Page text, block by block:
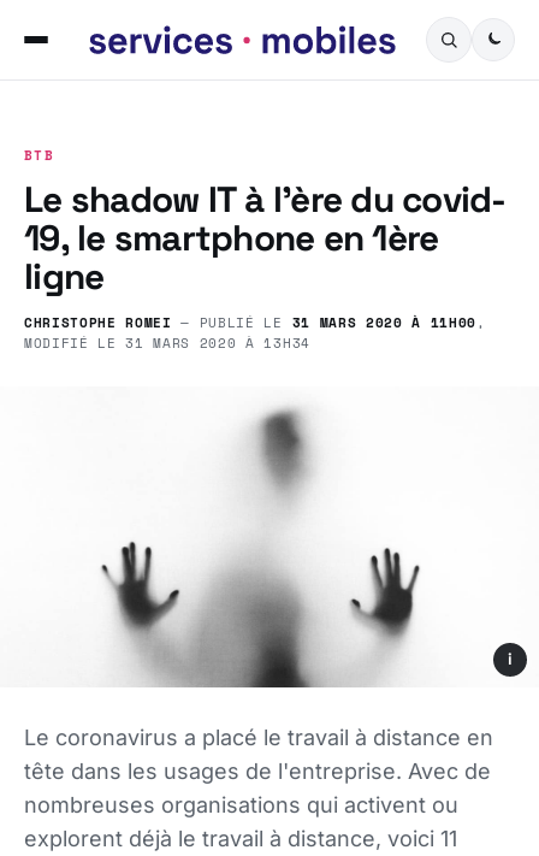
BTB
Le shadow IT à l’ère du covid-
19, le smartphone en 1ère
ligne
CHRISTOPHE ROMEI — PUBLIÉ LE 31 MARS 2020 À 11H00,
MODIFIÉ LE31 MARS 2020 À 13H34
i
Le coronavirus a placé le travail à distance en
tête dans les usages de l'entreprise. Avec de
nombreuses organisations qui activent ou
explorent déjà le travail à distance, voici 11